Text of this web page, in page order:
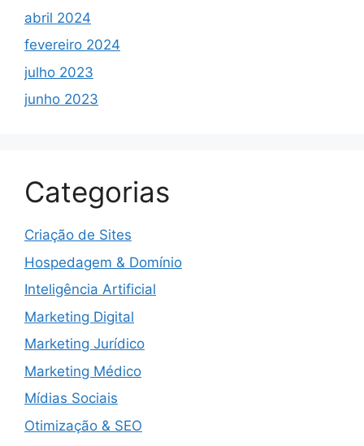
abril 2024
fevereiro 2024
julho 2023
junho 2023
Categorias
Criação de Sites
Hospedagem & Domínio
Inteligência Artificial
Marketing Digital
Marketing Jurídico
Marketing Médico
Mídias Sociais
Otimização & SEO